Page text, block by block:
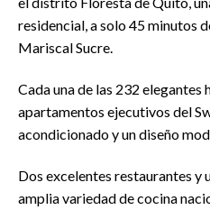
residencial, a solo 45 minutos
Mariscal Sucre.
Cada una de las 232 elegantes
apartamentos ejecutivos del
acondicionado y un diseño
Dos excelentes restaurantes y
amplia variedad de cocina